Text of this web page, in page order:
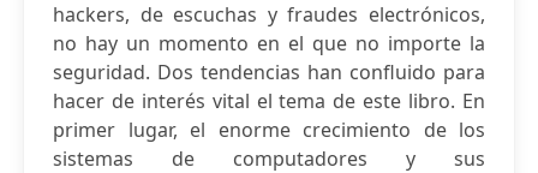
hackers, de escuchas y fraudes electrónicos,
no hay un momento en el que no importe la
seguridad. Dos tendencias han confluido para
hacer de interés vital el tema de este libro. En
primer lugar, el enorme crecimiento de los
sistemas de computadores y sus